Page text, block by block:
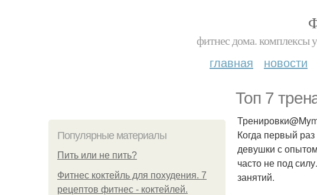
фитнес дома. комплексы
главная новости
Топ 7
Популярные материалы
Пить или не пить?
Фитнес коктейль для похудения. 7
рецептов фитнес - коктейлей.
Когда первый
девушки с
часто не под
занятий.